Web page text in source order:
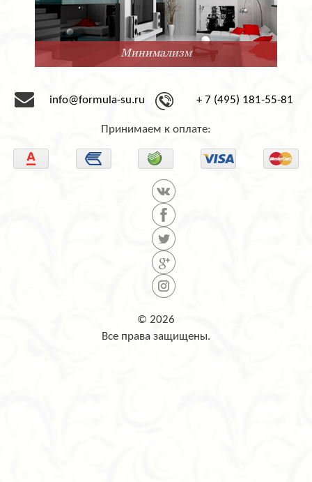
Минимализм
info@formula-su.ru + 7 (495) 181-55-81
Принимаем к оплате:
© 2026
Все права защищены.